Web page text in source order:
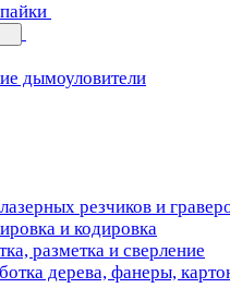
дымоуловители
резчиков и
и кодировка
разметка и сверление
дерева, фанеры,